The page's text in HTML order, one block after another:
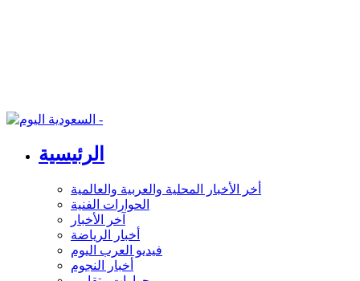
الرئيسية
أخر الأخبار المحلية والعربية والعالمية
الحوارات الفنية
آخر الأخبار
أخبار الرياضة
فيديو العرب اليوم
أخبار النجوم